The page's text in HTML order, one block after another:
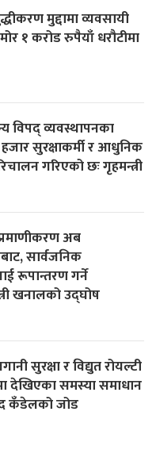
मुद्दामा व्यवसायी
१ करोड रुपैयाँ धरौटीमा
विपद् व्यवस्थापनका
सुरक्षाकर्मी र आधुनिक
गरिएको छः गृहमन्त्री
अब
सार्वजनिक
रूपान्तरण गर्ने
खनालको उद्घोष
सुरक्षा र विद्युत रोयल्टी
देखिएका समस्या समाधान
कँडेलको जोड